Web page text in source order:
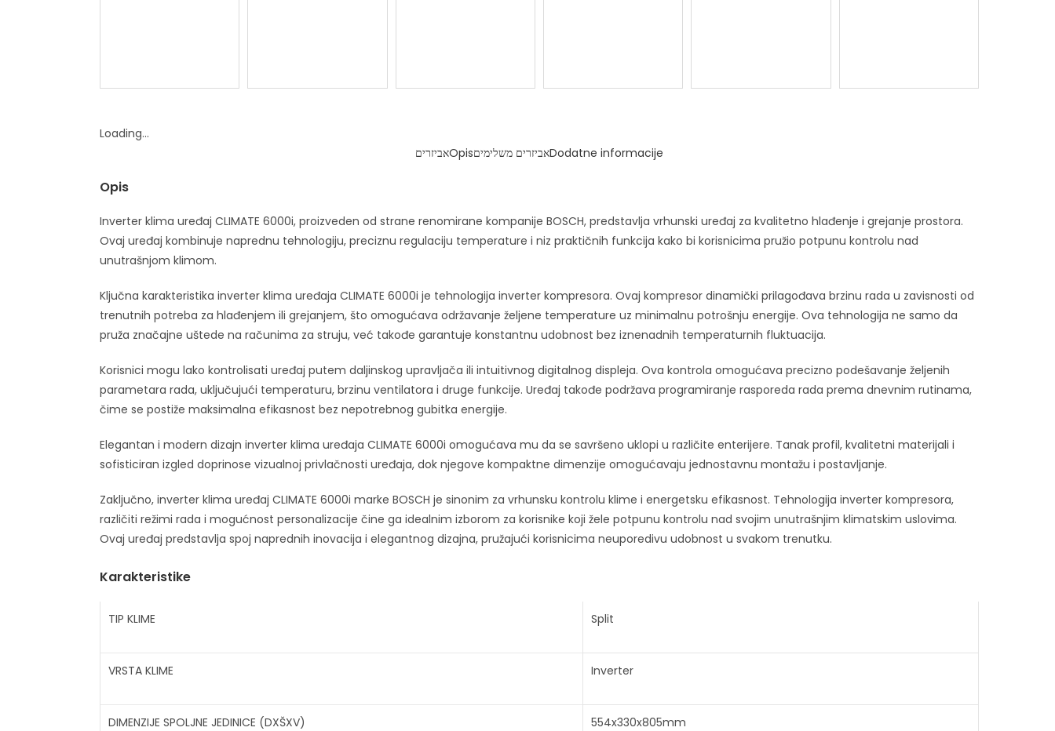
Loading...
אביזריםOpisאביזרים משלימיםDodatne informacije
Opis
Inverter klima uređaj CLIMATE 6000i, proizveden od strane renomirane kompanije BOSCH, predstavlja vrhunski uređaj za kvalitetno hlađenje i grejanje prostora.
Ovaj uređaj kombinuje naprednu tehnologiju, preciznu regulaciju temperature i niz praktičnih funkcija kako bi korisnicima pružio potpunu kontrolu nad
unutrašnjom klimom.
Ključna karakteristika inverter klima uređaja CLIMATE 6000i je tehnologija inverter kompresora. Ovaj kompresor dinamički prilagođava brzinu rada u zavisnosti od
trenutnih potreba za hlađenjem ili grejanjem, što omogućava održavanje željene temperature uz minimalnu potrošnju energije. Ova tehnologija ne samo da
pruža značajne uštede na računima za struju, već takođe garantuje konstantnu udobnost bez iznenadnih temperaturnih fluktuacija.
Korisnici mogu lako kontrolisati uređaj putem daljinskog upravljača ili intuitivnog digitalnog displeja. Ova kontrola omogućava precizno podešavanje željenih
parametara rada, uključujući temperaturu, brzinu ventilatora i druge funkcije. Uređaj takođe podržava programiranje rasporeda rada prema dnevnim rutinama,
čime se postiže maksimalna efikasnost bez nepotrebnog gubitka energije.
Elegantan i modern dizajn inverter klima uređaja CLIMATE 6000i omogućava mu da se savršeno uklopi u različite enterijere. Tanak profil, kvalitetni materijali i
sofisticiran izgled doprinose vizualnoj privlačnosti uređaja, dok njegove kompaktne dimenzije omogućavaju jednostavnu montažu i postavljanje.
Zaključno, inverter klima uređaj CLIMATE 6000i marke BOSCH je sinonim za vrhunsku kontrolu klime i energetsku efikasnost. Tehnologija inverter kompresora,
različiti režimi rada i mogućnost personalizacije čine ga idealnim izborom za korisnike koji žele potpunu kontrolu nad svojim unutrašnjim klimatskim uslovima.
Ovaj uređaj predstavlja spoj naprednih inovacija i elegantnog dizajna, pružajući korisnicima neuporedivu udobnost u svakom trenutku.
Karakteristike
TIP KLIME Split
VRSTA KLIME Inverter
DIMENZIJE SPOLJNE JEDINICE (DXŠXV) 554x330x805mm